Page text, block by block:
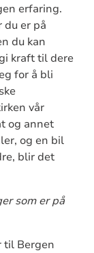
erfaring.
du er på
du kan
kraft til dere
for å bli
vår
og annet
og en bil
blir det
som er på
til Bergen